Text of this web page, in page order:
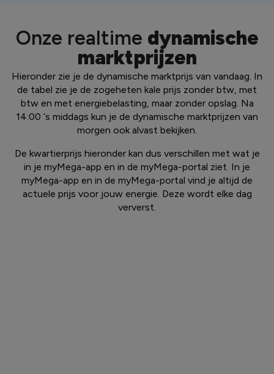
Onze realtime dynamische
marktprijzen
Hieronder zie je de dynamische marktprijs van vandaag. In
de tabel zie je de zogeheten kale prijs zonder btw, met
btw en met energiebelasting, maar zonder opslag. Na
14:00 ‘s middags kun je de dynamische marktprijzen van
morgen ook alvast bekijken.
De kwartierprijs hieronder kan dus verschillen met wat je
in je myMega-app en in de myMega-portal ziet. In je
myMega-app en in de myMega-portal vind je altijd de
actuele prijs voor jouw energie. Deze wordt elke dag
ververst.